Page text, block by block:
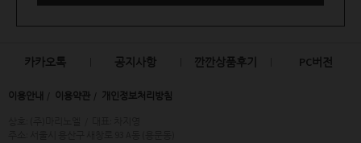
카카오톡 공지사항 깐깐상품후기 PC버전
이용안내 이용약관 개인정보처리방침